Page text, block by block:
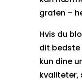
grafen –
Hvis du
dit bedste
kun dine
kvaliteter,